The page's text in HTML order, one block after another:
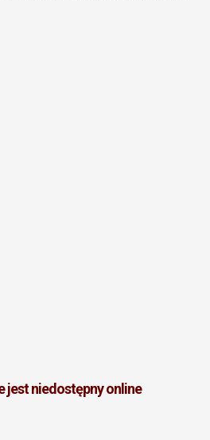
jest niedostępny online